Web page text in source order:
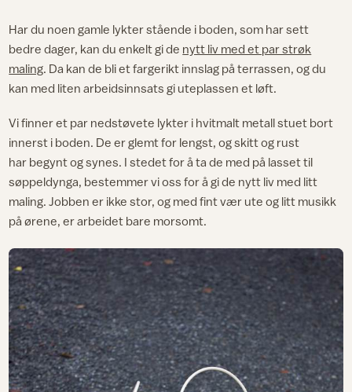
Har du noen gamle lykter stående i boden, som har sett
bedre dager, kan du enkelt gi de nytt liv med et par strøk
maling. Da kan de bli et fargerikt innslag på terrassen, og du
kan med liten arbeidsinnsats gi uteplassen et løft.
Vi finner et par nedstøvete lykter i hvitmalt metall stuet bort
innerst i boden. De er glemt for lengst, og skitt og rust
har begynt og synes. I stedet for å ta de med på lasset til
søppeldynga, bestemmer vi oss for å gi de nytt liv med litt
maling. Jobben er ikke stor, og med fint vær ute og litt musikk
på ørene, er arbeidet bare morsomt.